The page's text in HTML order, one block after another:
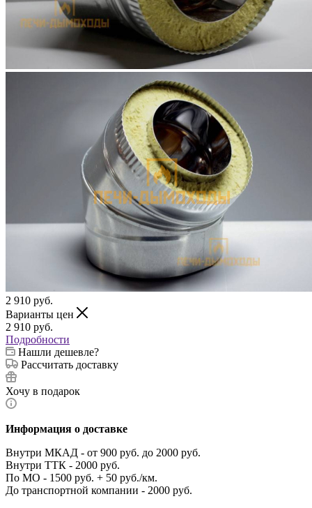
2 910 руб.
Варианты цен
2 910 руб.
Подробности
Нашли дешевле?
Рассчитать доставку
Хочу в подарок
Информация о доставке
Внутри МКАД - от 900 руб. до 2000 руб.
Внутри ТТК - 2000 руб.
По МО - 1500 руб. + 50 руб./км.
До транспортной компании - 2000 руб.